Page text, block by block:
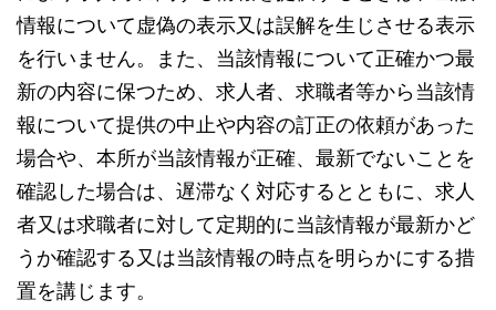
情報について虚偽の表示又は誤解を生じさせる表示
を行いません。また、当該情報について正確かつ最
新の内容に保つため、求人者、求職者等から当該情
報について提供の中止や内容の訂正の依頼があった
場合や、本所が当該情報が正確、最新でないことを
確認した場合は、遅滞なく対応するとともに、求人
者又は求職者に対して定期的に当該情報が最新かど
うか確認する又は当該情報の時点を明らかにする措
置を講じます。